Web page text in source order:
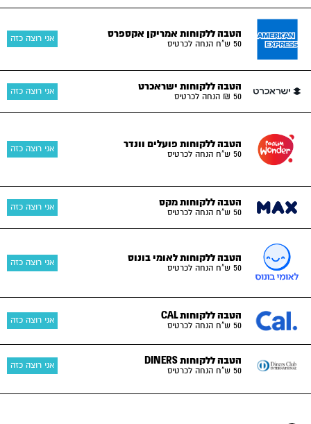
הטבה ללקוחות אמריקן אקספרס
50 ש"ח הנחה לכרטיס
אני רוצה כזה
הטבה ללקוחות ישראכרט
50 ₪ הנחה לכרטיס
אני רוצה כזה
הטבה ללקוחות פועלים וונדר
50 ש"ח הנחה לכרטיס
אני רוצה כזה
הטבה ללקוחות מקס
50 ש"ח הנחה לכרטיס
אני רוצה כזה
הטבה ללקוחות לאומי בונוס
50 ש"ח הנחה לכרטיס
אני רוצה כזה
הטבה ללקוחות CAL
50 ש"ח הנחה לכרטיס
אני רוצה כזה
הטבה ללקוחות DINERS
50 ש"ח הנחה לכרטיס
אני רוצה כזה